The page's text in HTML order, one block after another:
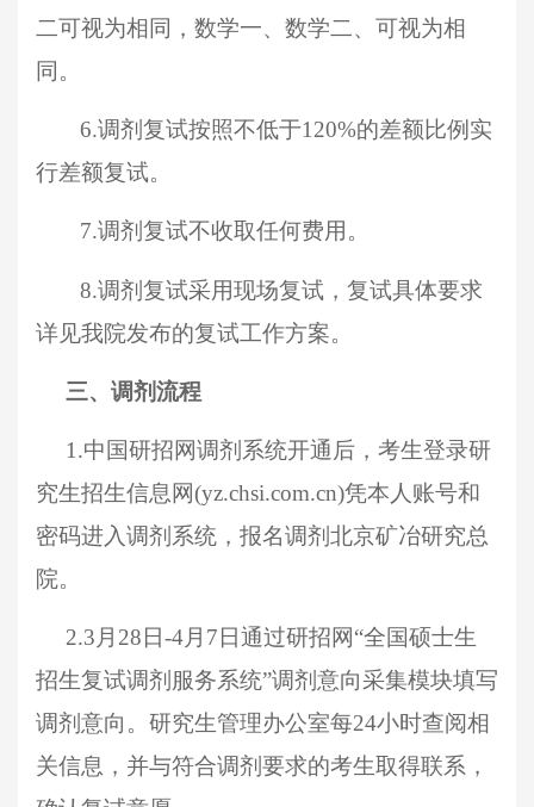
二可视为相同，数学一、数学二、可视为相
同。
6.调剂复试按照不低于120%的差额比例实
行差额复试。
7.调剂复试不收取任何费用。
8.调剂复试采用现场复试，复试具体要求
详见我院发布的复试工作方案。
三、调剂流程
1.中国研招网调剂系统开通后，考生登录研
究生招生信息网(yz.chsi.com.cn)凭本人账号和
密码进入调剂系统，报名调剂北京矿冶研究总
院。
2.3月28日-4月7日通过研招网“全国硕士生
招生复试调剂服务系统”调剂意向采集模块填写
调剂意向。研究生管理办公室每24小时查阅相
关信息，并与符合调剂要求的考生取得联系，